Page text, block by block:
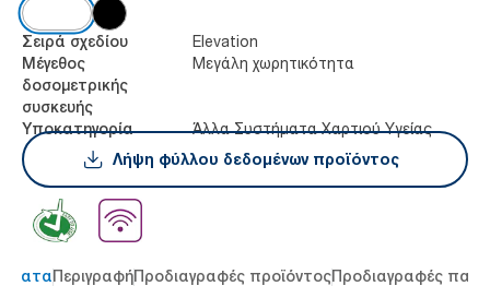
Σειρά σχεδίου Elevation
Μέγεθος
δοσομετρικής
συσκευής
Μεγάλη χωρητικότητα
Υποκατηγορία
Άλλα Συστήματα Χαρτιού Υγείας
Λήψη φύλλου δεδομένων προϊόντος
ΠεριγραφήΠροδιαγραφές προϊόντοςΠροδιαγραφές